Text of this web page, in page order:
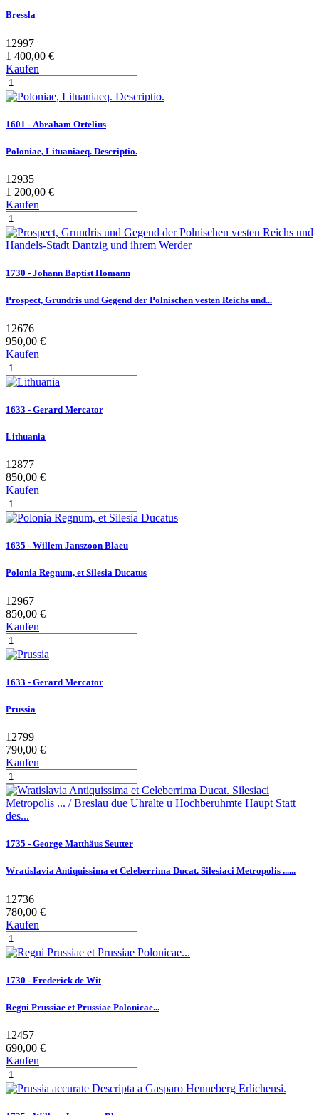
Bressla
12997
1 400,00 €
Kaufen
1601 - Abraham Ortelius
Poloniae, Lituaniaeq. Descriptio.
12935
1 200,00 €
Kaufen
1730 - Johann Baptist Homann
Prospect, Grundris und Gegend der Polnischen vesten Reichs und...
12676
950,00 €
Kaufen
1633 - Gerard Mercator
Lithuania
12877
850,00 €
Kaufen
1635 - Willem Janszoon Blaeu
Polonia Regnum, et Silesia Ducatus
12967
850,00 €
Kaufen
1633 - Gerard Mercator
Prussia
12799
790,00 €
Kaufen
1735 - George Matthäus Seutter
Wratislavia Antiquissima et Celeberrima Ducat. Silesiaci Metropolis ......
12736
780,00 €
Kaufen
1730 - Frederick de Wit
Regni Prussiae et Prussiae Polonicae...
12457
690,00 €
Kaufen